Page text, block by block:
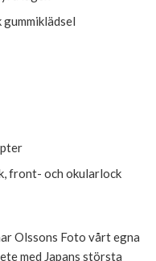
front- och okularlock
Olssons Foto vårt egna
med Japans största